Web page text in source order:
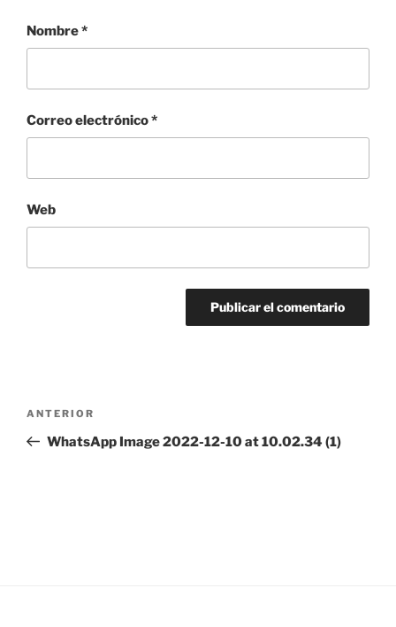
Nombre*
Correo electrónico*
Web
Navegación
entradas
Entrada
anterior:
ANTERIOR
WhatsApp Image 2022-12-10 at 10.02.34 (1)